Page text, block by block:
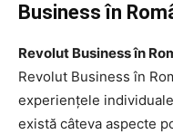
Business în
Revolut Business în
Revolut Business în
experiențele
există câteva aspecte